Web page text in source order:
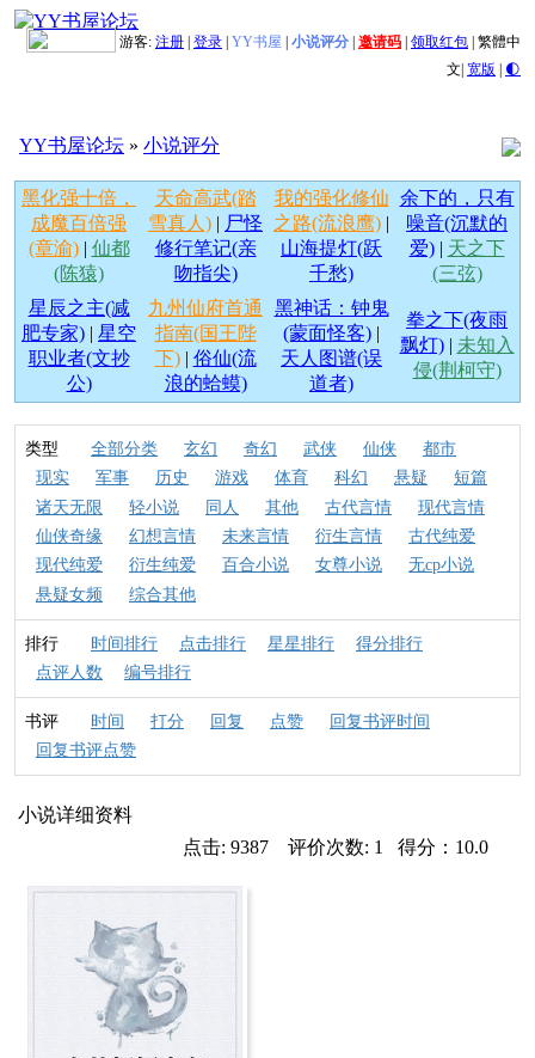
游客: 注册 登录 YY书屋 小说评分 邀请码 领取红包 繁體中
文| 宽版 | 🌓
YY书屋论坛 » 小说评分
黑化强十倍，
成魔百倍强
(章渝)| 仙都
(陈猿)
天命高武(踏
雪真人) | 尸怪
修行笔记(亲
吻指尖)
我的强化修仙
之路(流浪鹰) |
山海提灯(跃
千愁)
余下的，只有
噪音(沉默的
爱)| 天之下
(三弦)
星辰之主(减
肥专家) | 星空
职业者(文抄
公)
九州仙府首通
指南(国王陛
下)| 俗仙(流
浪的蛤蟆)
黑神话：钟鬼
(蒙面怪客) |
天人图谱(误
道者)
拳之下(夜雨
飘灯)| 未知入
侵(荆柯守)
类型 全部分类 玄幻 奇幻 武侠 仙侠
都市
现实
军事 历史 游戏 体育 科幻 悬疑
短篇
诸天无限
轻小说 同人 其他 古代言情
现代言情
仙侠奇缘
幻想言情 未来言情 衍生言情
古代纯爱
现代纯爱
衍生纯爱 百合小说 女尊小说
无cp小说
悬疑女频
综合其他
排行 时间排行 点击排行 星星排行
得分排行
点评人数
编号排行
书评 时间 打分 回复 点赞
回复书评时间
回复书评点赞
小说详细资料
点击: 9387 评价次数: 1 得分：10.0